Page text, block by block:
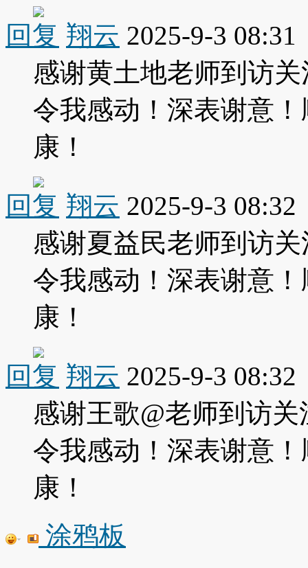
回复 翔云 2025-9-3 08:31
感谢黄土地老师到访
令我感动！深表谢意
康！
回复 翔云 2025-9-3 08:32
感谢夏益民老师到访
令我感动！深表谢意
康！
回复 翔云 2025-9-3 08:32
感谢王歌@老师到访
令我感动！深表谢意
康！
涂鸦板